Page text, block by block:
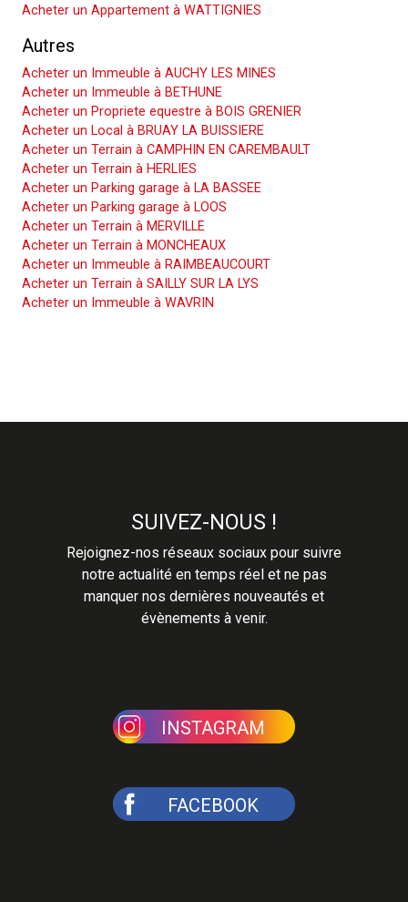
Acheter un Appartement à WATTIGNIES
Autres
Acheter un Immeuble à AUCHY LES MINES
Acheter un Immeuble à BETHUNE
Acheter un Propriete equestre à BOIS GRENIER
Acheter un Local à BRUAY LA BUISSIERE
Acheter un Terrain à CAMPHIN EN CAREMBAULT
Acheter un Terrain à HERLIES
Acheter un Parking garage à LA BASSEE
Acheter un Parking garage à LOOS
Acheter un Terrain à MERVILLE
Acheter un Terrain à MONCHEAUX
Acheter un Immeuble à RAIMBEAUCOURT
Acheter un Terrain à SAILLY SUR LA LYS
Acheter un Immeuble à WAVRIN
SUIVEZ-NOUS !
Rejoignez-nos réseaux sociaux pour suivre
notre actualité en temps réel et ne pas
manquer nos dernières nouveautés et
évènements à venir.
INSTAGRAM
FACEBOOK